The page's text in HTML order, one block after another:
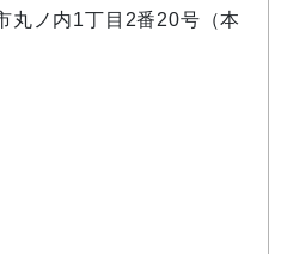
丸ノ内1丁目2番20号（本